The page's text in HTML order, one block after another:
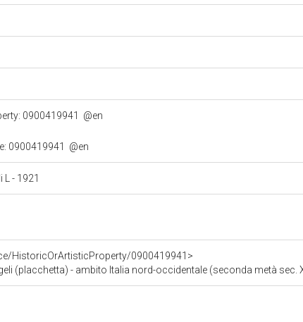
0900419941 @en
0900419941 @en
- 1921
HistoricOrArtisticProperty/0900419941>
(placchetta) - ambito Italia nord-occidentale (seconda metà sec.